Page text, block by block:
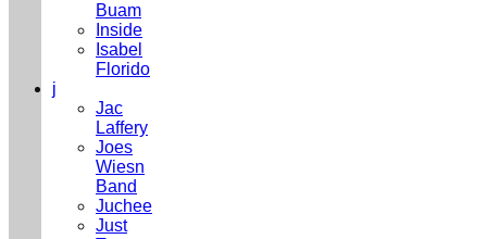
Buam
Inside
Isabel
Florido
j
Jac
Laffery
Joes
Wiesn
Band
Juchee
Just